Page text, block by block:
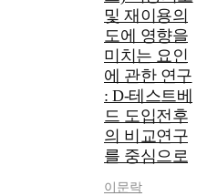
data. I defined a
concept called
“reuse
equilibrium”—
when researchers
determine data are
sufficient to reuse
to meet their
research goals—
whether satisficing
및 재이용의
도에 영향을
미치는 요인
에 관한 연구
: D-테스트베
드 도입전후
의 비교연구
를 중심으로
이문락